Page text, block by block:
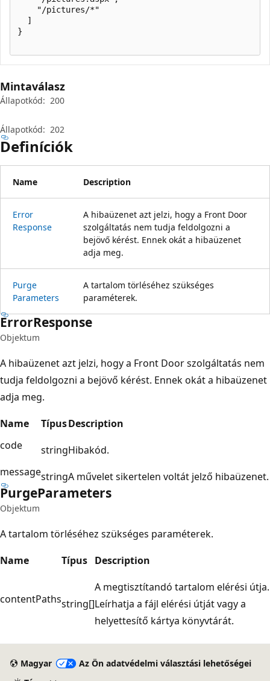
    "/pictures/*"
  ]
}
Mintaválasz
Állapotkód: 200
Állapotkód: 202
Definíciók
Name Description
Error
Response
A hibaüzenet azt jelzi, hogy a Front Door
szolgáltatás nem tudja feldolgozni a
bejövő kérést. Ennek okát a hibaüzenet
adja meg.
Purge
Parameters
A tartalom törléséhez szükséges
paraméterek.
ErrorResponse
Objektum
A hibaüzenet azt jelzi, hogy a Front Door szolgáltatás nem
tudja feldolgozni a bejövő kérést. Ennek okát a hibaüzenet
adja meg.
Name
TípusDescription
code
stringHibakód.
messagestringA művelet sikertelen voltát jelző hibaüzenet.
PurgeParameters
Objektum
A tartalom törléséhez szükséges paraméterek.
Name
Típus Description
contentPathsstring[]
A megtisztítandó tartalom elérési útja.
Leírhatja a fájl elérési útját vagy a
helyettesítő kártya könyvtárát.
letiltva
Magyar
Az Ön adatvédelmi választási lehetőségei